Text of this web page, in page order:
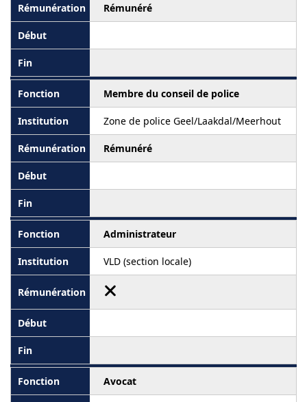
Rémunéré
Membre du conseil de police
Zone de police Geel/Laakdal/Meerhout
Rémunéré
Administrateur
VLD (section locale)
Avocat